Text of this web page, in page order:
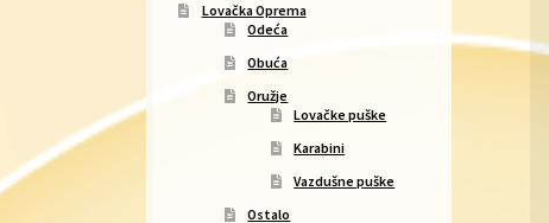
Lovačka Oprema
Odeća
Obuća
Oružje
Lovačke puške
Karabini
Vazdušne puške
Ostalo